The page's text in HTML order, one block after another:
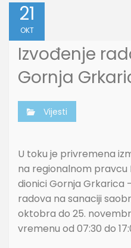
21
OKT
Izvođenje
Gornja
Vijesti
U toku je privremena
na regionalnom pravcu
dionici Gornja Grkarica
radova na sanaciji
oktobra do 25.
vremenu od 07:30 do